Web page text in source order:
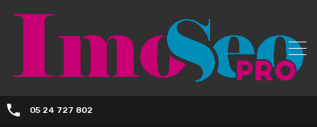
05 24 727 802